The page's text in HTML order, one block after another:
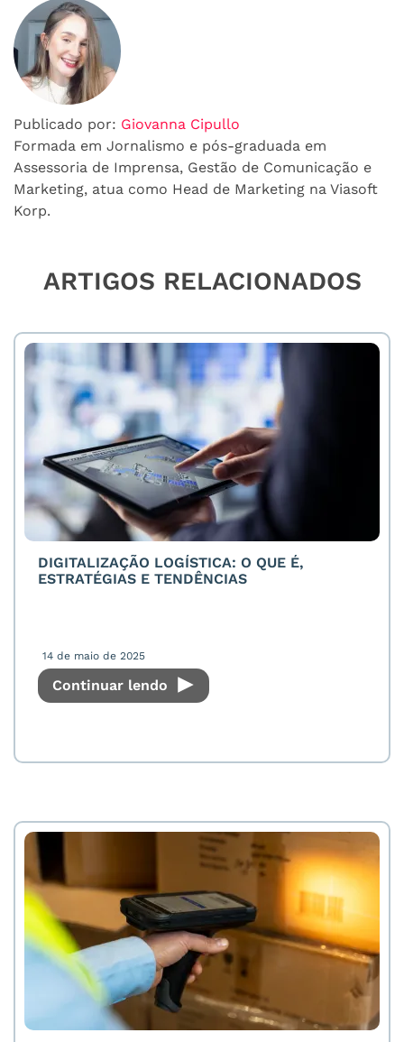
Publicado por: Giovanna Cipullo
Formada em Jornalismo e pós-graduada em
Assessoria de Imprensa, Gestão de Comunicação e
Marketing, atua como Head de Marketing na Viasoft
Korp.
ARTIGOS RELACIONADOS
DIGITALIZAÇÃO LOGÍSTICA: O QUE É,
ESTRATÉGIAS E TENDÊNCIAS
14 de maio de 2025
Continuar lendo